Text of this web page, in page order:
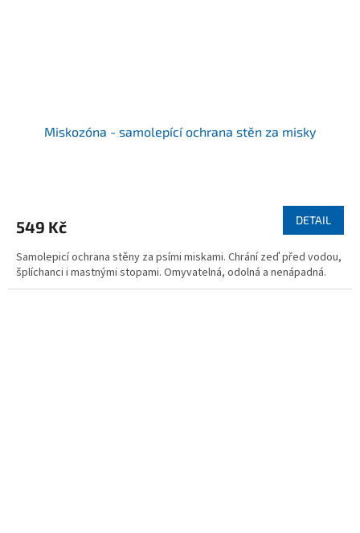
Miskozóna - samolepící ochrana stěn za misky
549 Kč DETAIL
Samolepicí ochrana stěny za psími miskami. Chrání zeď před vodou,
šplíchanci i mastnými stopami. Omyvatelná, odolná a nenápadná.